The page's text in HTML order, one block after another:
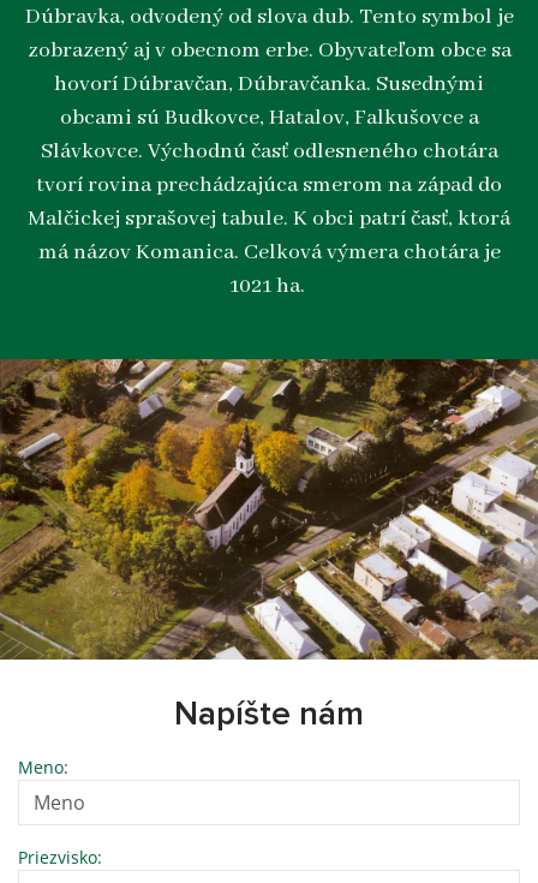
Dúbravka, odvodený od slova dub. Tento symbol je
zobrazený aj v obecnom erbe. Obyvateľom obce sa
hovorí Dúbravčan, Dúbravčanka. Susednými
obcami sú Budkovce, Hatalov, Falkušovce a
Slávkovce. Východnú časť odlesneného chotára
tvorí rovina prechádzajúca smerom na západ do
Malčickej sprašovej tabule. K obci patrí časť, ktorá
má názov Komanica. Celková výmera chotára je
1021 ha.
Napíšte nám
Meno:
Priezvisko: